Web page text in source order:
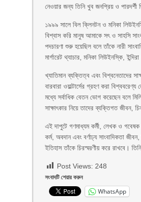
নেওয়ার জন্য তিনি খুব জনপ্রিয় ও পারদর্শী
১৯৯৯ সালে বিল ক্লিনটন ও মনিকা
বিশ্বাস করি মানুষ আমাকে সৎ ও সাহসি
পদচারণা শুরু হয়েছিল বলে তাঁকে নারী
মার্গারেট থ্যাচার, মনিকা লিউইনস্কি,
খ্যাতিমান ব্যক্তিত্ব এবং বিশ্বনেতাদের
বারবারা ওয়াল্টার্সের গ্রহণ করা
মধ্যে সর্বাধিক বেতন ভোগ করেছেন বলে
সাক্ষাৎকার নিয়ে তাদের ব্যক্তিগত জীবন,
এই দাপুটে গণমাধ্যম কর্মী, লেখক ও
কর্ম, অবদান এবং বর্ণাঢ্য সাংবাদিকতা
ইতিহাস তাঁকে চিরস্মরণীয় করে রাখবে।
Post Views: 248
সংবাদটি শেয়ার করুন
WhatsApp